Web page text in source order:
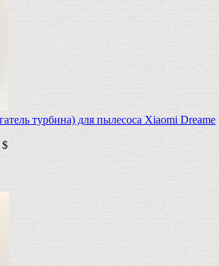
турбина) для пылесоса Xiaomi Dreame
$